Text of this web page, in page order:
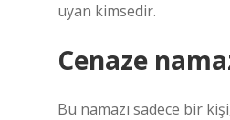
uyan kimsedir.
Cenaze
Bu namazı sadece bir